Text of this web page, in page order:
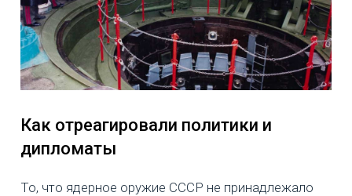
Как отреагировали политики и
дипломаты
То, что ядерное оружие СССР не принадлежало